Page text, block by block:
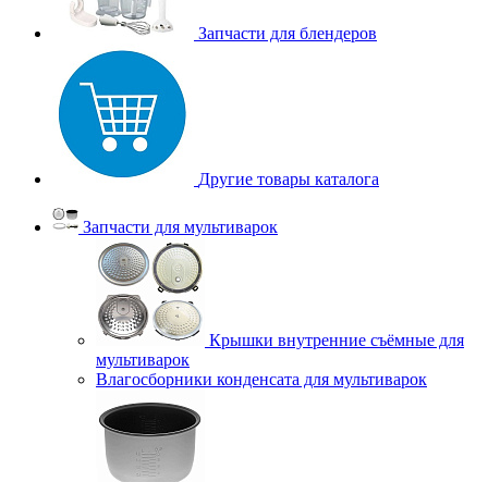
Запчасти для блендеров
Другие товары каталога
Запчасти для мультиварок
Крышки внутренние съёмные для
мультиварок
Влагосборники конденсата для мультиварок